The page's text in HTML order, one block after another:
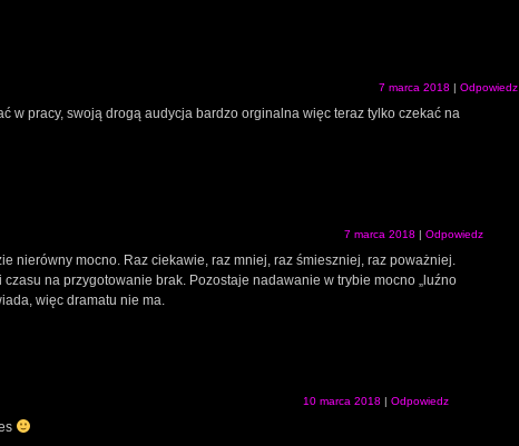
7 marca 2018 | Odpowiedz
w pracy, swoją drogą audycja bardzo orginalna więc teraz tylko czekać na
7 marca 2018 | Odpowiedz
nierówny mocno. Raz ciekawie, raz mniej, raz śmieszniej, raz poważniej.
na przygotowanie brak. Pozostaje nadawanie w trybie mocno „luźno
więc dramatu nie ma.
10 marca 2018 | Odpowiedz